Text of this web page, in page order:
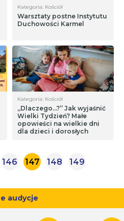
Kategoria: Kościół
Warsztaty postne Instytutu
Duchowości Karmel
Kategoria: Kościół
„Dlaczego…?” Jak wyjaśnić
Wielki Tydzień? Małe
opowieści na wielkie dni
dla dzieci i dorosłych
146 147 148 149
audycje